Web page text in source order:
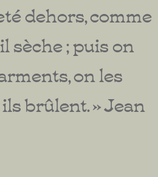
dehors, comme
sèche ; puis on
on les
brûlent. » Jean